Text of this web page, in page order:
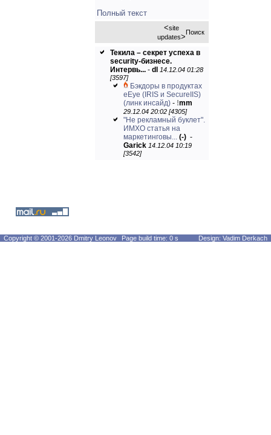
Полный текст
<site
updates>Поиск
Текила – секрет успеха в
security-бизнесе.
Интервь... - dl
14.12.04 01:28
[3597]
Бэкдоры в продуктах
eEye (IRIS и SecureIIS)
(линк инсайд) - !mm
29.12.04 20:02 [4305]
"Не рекламный буклет".
ИМХО статья на
маркетинговы... (-) -
Garick 14.12.04 10:19
[3542]
Copyright © 2001-2026 Dmitry Leonov Page build time: 0 s Design: Vadim Derkach